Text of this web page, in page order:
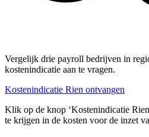
Vergelijk drie payroll bedrijven in
kostenindicatie aan te vragen.
Kostenindicatie Rien ontvangen
Klik op de knop ‘Kostenindicatie
te krijgen in de kosten voor de inzet